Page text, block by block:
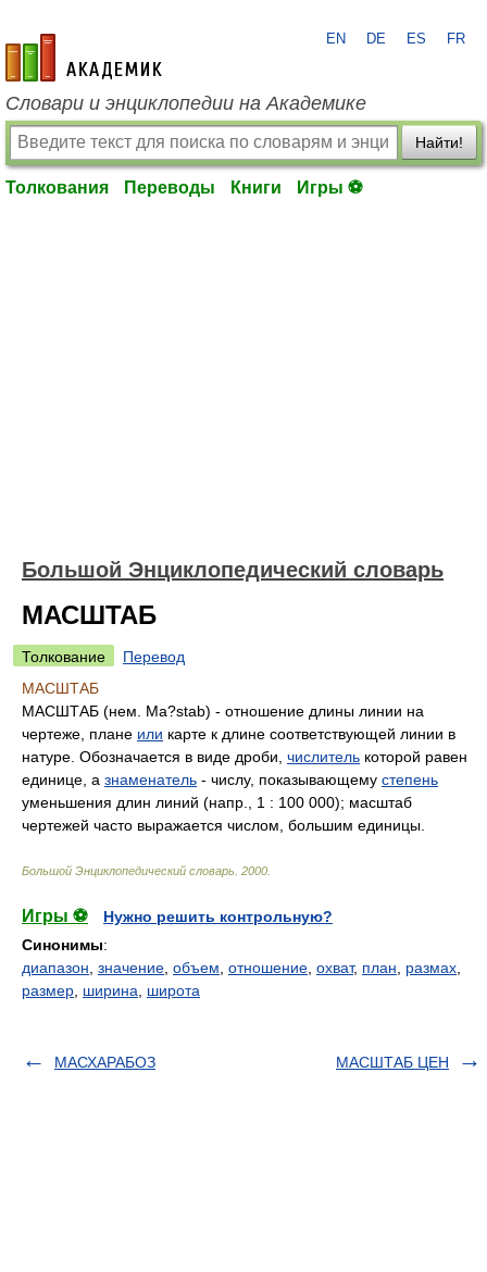
academic.ru
EN DE ES FR
Словари и энциклопедии на Академике
Найти!
Толкования Переводы Книги Игры ⚽
Большой Энциклопедический словарь
МАСШТАБ
Толкование
Перевод
МАСШТАБ
МАСШТАБ (нем. Ma?stab) - отношение длины линии на
чертеже, плане или карте к длине соответствующей линии в
натуре. Обозначается в виде дроби, числитель которой равен
единице, а знаменатель - числу, показывающему степень
уменьшения длин линий (напр., 1 : 100 000); масштаб
чертежей часто выражается числом, большим единицы.
Большой Энциклопедический словарь 2000
Игры ⚽
Нужно решить контрольную?
Синонимы:
диапазон значение объем отношение охват, план размах
размер ширина широта
МАСХАРАБОЗ МАСШТАБ ЦЕН